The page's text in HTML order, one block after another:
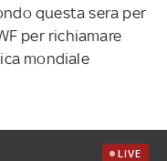
questa sera per
per richiamare
mondiale
LIVE